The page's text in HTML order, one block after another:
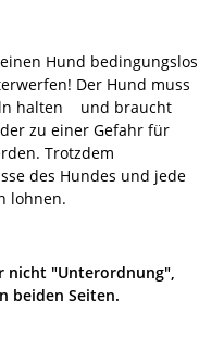
Hund bedingungslos
Der Hund muss
halten und braucht
zu einer Gefahr für
Trotzdem
des Hundes und jede
lohnen.
nicht "Unterordnung",
beiden Seiten.